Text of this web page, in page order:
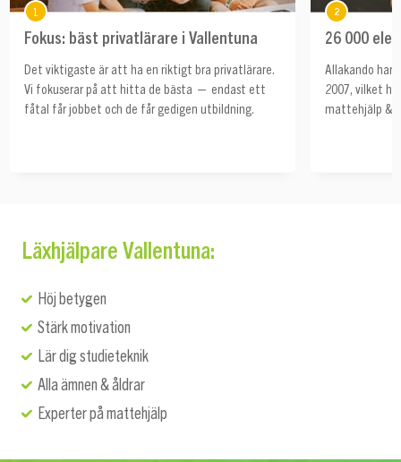
1
Fokus: bäst privatlärare i Vallentuna
Det viktigaste är att ha en riktigt bra privatlärare.
Vi fokuserar på att hitta de bästa — endast ett
fåtal får jobbet och de får gedigen utbildning.
2
26 000
Allakando har
2007, vilket
mattehjälp &
Läxhjälpare Vallentuna:
Höj betygen
Stärk motivation
Lär dig studieteknik
Alla ämnen & åldrar
Experter på mattehjälp